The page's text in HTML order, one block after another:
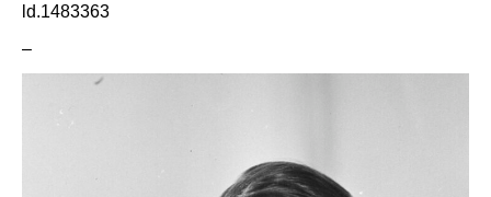
ld.1483363
–